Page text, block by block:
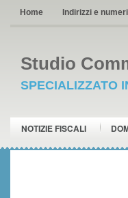
Home Indirizzi e
Studio
SPECIALIZZATO
NOTIZIE FISCALI